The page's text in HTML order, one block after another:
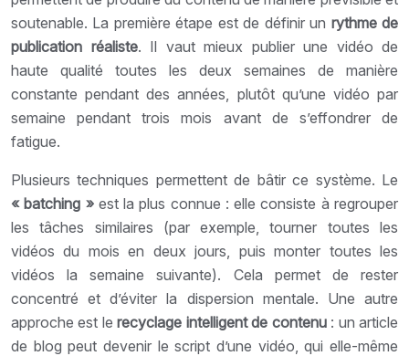
soutenable. La première étape est de définir un rythme de
publication réaliste. Il vaut mieux publier une vidéo de
haute qualité toutes les deux semaines de manière
constante pendant des années, plutôt qu’une vidéo par
semaine pendant trois mois avant de s’effondrer de
fatigue.
Plusieurs techniques permettent de bâtir ce système. Le
« batching »est la plus connue : elle consiste à regrouper
les tâches similaires (par exemple, tourner toutes les
vidéos du mois en deux jours, puis monter toutes les
vidéos la semaine suivante). Cela permet de rester
concentré et d’éviter la dispersion mentale. Une autre
approche est lerecyclage intelligent de contenu: un article
de blog peut devenir le script d’une vidéo, qui elle-même